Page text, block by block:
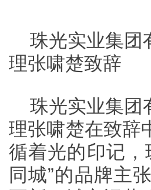
珠光实业集团
理张啸楚致辞
珠光实业集团
理张啸楚在致辞
循着光的印记，
同城”的品牌主